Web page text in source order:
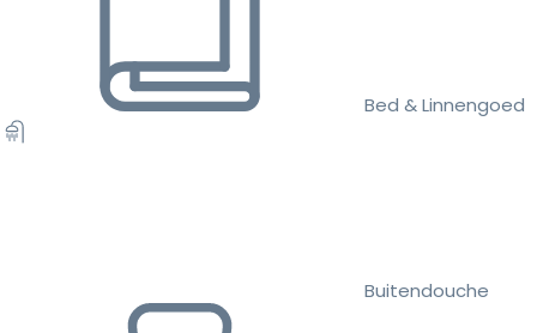
Bed & Linnengoed
Buitendouche